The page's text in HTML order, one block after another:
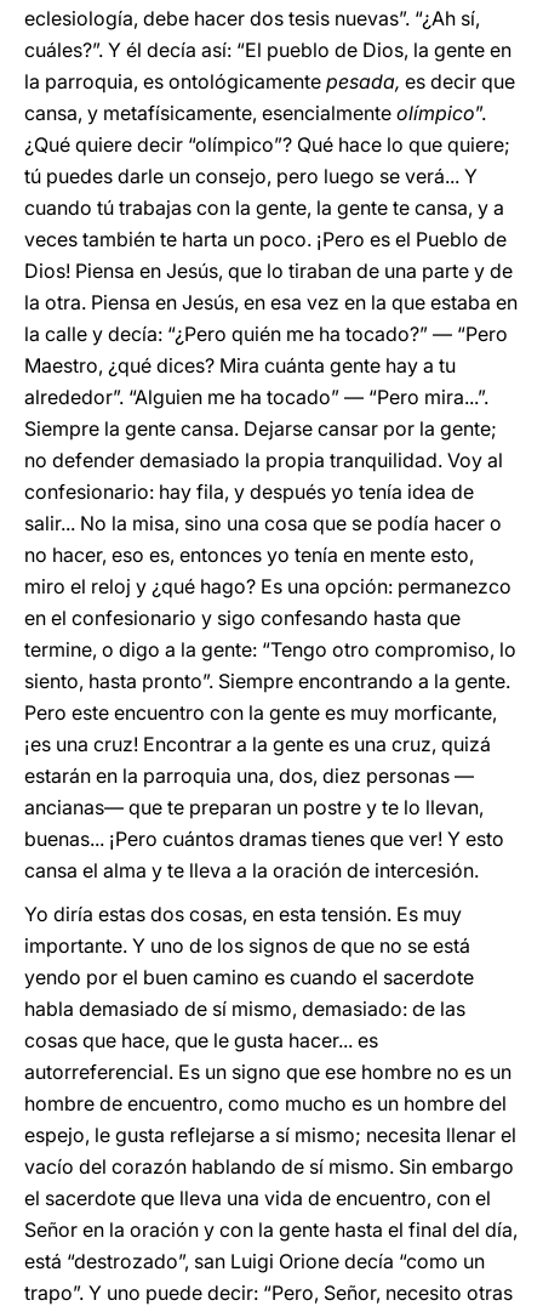
eclesiología, debe hacer dos tesis nuevas”. “¿Ah sí,
cuáles?”. Y él decía así: “El pueblo de Dios, la gente en
la parroquia, es ontológicamente pesada, es decir que
cansa, y metafísicamente, esencialmente olímpico”.
¿Qué quiere decir “olímpico”? Qué hace lo que quiere;
tú puedes darle un consejo, pero luego se verá... Y
cuando tú trabajas con la gente, la gente te cansa, y a
veces también te harta un poco. ¡Pero es el Pueblo de
Dios! Piensa en Jesús, que lo tiraban de una parte y de
la otra. Piensa en Jesús, en esa vez en la que estaba en
la calle y decía: “¿Pero quién me ha tocado?” — “Pero
Maestro, ¿qué dices? Mira cuánta gente hay a tu
alrededor”. “Alguien me ha tocado” — “Pero mira...”.
Siempre la gente cansa. Dejarse cansar por la gente;
no defender demasiado la propia tranquilidad. Voy al
confesionario: hay fila, y después yo tenía idea de
salir... No la misa, sino una cosa que se podía hacer o
no hacer, eso es, entonces yo tenía en mente esto,
miro el reloj y ¿qué hago? Es una opción: permanezco
en el confesionario y sigo confesando hasta que
termine, o digo a la gente: “Tengo otro compromiso, lo
siento, hasta pronto”. Siempre encontrando a la gente.
Pero este encuentro con la gente es muy morficante,
¡es una cruz! Encontrar a la gente es una cruz, quizá
estarán en la parroquia una, dos, diez personas —
ancianas— que te preparan un postre y te lo llevan,
buenas... ¡Pero cuántos dramas tienes que ver! Y esto
cansa el alma y te lleva a la oración de intercesión.
Yo diría estas dos cosas, en esta tensión. Es muy
importante. Y uno de los signos de que no se está
yendo por el buen camino es cuando el sacerdote
habla demasiado de sí mismo, demasiado: de las
cosas que hace, que le gusta hacer... es
autorreferencial. Es un signo que ese hombre no es un
hombre de encuentro, como mucho es un hombre del
espejo, le gusta reflejarse a sí mismo; necesita llenar el
vacío del corazón hablando de sí mismo. Sin embargo
el sacerdote que lleva una vida de encuentro, con el
Señor en la oración y con la gente hasta el final del día,
está “destrozado”, san Luigi Orione decía “como un
trapo”. Y uno puede decir: “Pero, Señor, necesito otras